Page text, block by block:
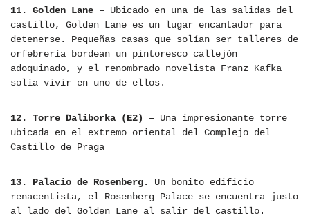
11. Golden Lane – Ubicado en una de las salidas del
castillo, Golden Lane es un lugar encantador para
detenerse. Pequeñas casas que solían ser talleres de
orfebrería bordean un pintoresco callejón
adoquinado, y el renombrado novelista Franz Kafka
solía vivir en uno de ellos.
12. Torre Daliborka (E2) – Una impresionante torre
ubicada en el extremo oriental del Complejo del
Castillo de Praga
13. Palacio de Rosenberg.
Un bonito edificio
renacentista, el Rosenberg Palace se encuentra justo
al lado del Golden Lane al salir del castillo.